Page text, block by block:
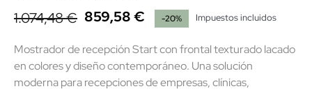
1.074,48 € 859,58 € -20% Impuestos incluidos
Mostrador de recepción Start con frontal texturado lacado
en colores y diseño contemporáneo. Una solución
moderna para recepciones de empresas, clínicas,